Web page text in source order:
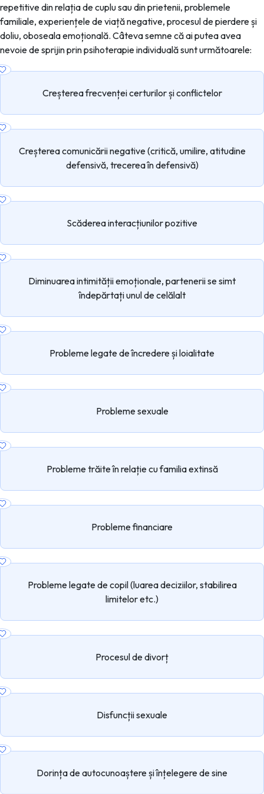
repetitive din relația de cuplu sau din prietenii, problemele
familiale, experiențele de viață negative, procesul de pierdere și
doliu, oboseala emoțională. Câteva semne că ai putea avea
nevoie de sprijin prin psihoterapie individuală sunt următoarele:
Creșterea frecvenței certurilor și conflictelor
Creșterea comunicării negative (critică, umilire, atitudine
defensivă, trecerea în defensivă)
Scăderea interacțiunilor pozitive
Diminuarea intimității emoționale, partenerii se simt
îndepărtați unul de celălalt
Probleme legate de încredere și loialitate
Probleme sexuale
Probleme trăite în relație cu familia extinsă
Probleme financiare
Probleme legate de copil (luarea deciziilor, stabilirea
limitelor etc.)
Procesul de divorț
Disfuncții sexuale
Dorința de autocunoaștere și înțelegere de sine